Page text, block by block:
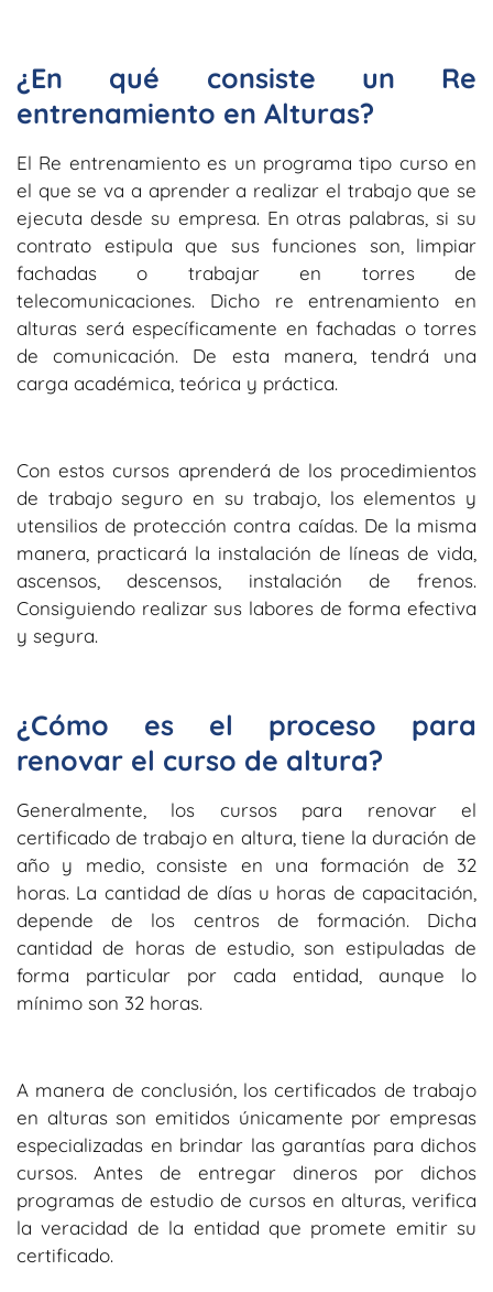
¿En qué consiste un Re
entrenamiento en Alturas?
El Re entrenamiento es un programa tipo curso en
el que se va a aprender a realizar el trabajo que se
ejecuta desde su empresa. En otras palabras, si su
contrato estipula que sus funciones son, limpiar
fachadas o trabajar en torres de
telecomunicaciones. Dicho re entrenamiento en
alturas será específicamente en fachadas o torres
de comunicación. De esta manera, tendrá una
carga académica, teórica y práctica.
Con estos cursos aprenderá de los procedimientos
de trabajo seguro en su trabajo, los elementos y
utensilios de protección contra caídas. De la misma
manera, practicará la instalación de líneas de vida,
ascensos, descensos, instalación de frenos.
Consiguiendo realizar sus labores de forma efectiva
y segura.
¿Cómo es el proceso para
renovar el curso de altura?
Generalmente, los cursos para renovar el
certificado de trabajo en altura, tiene la duración de
año y medio, consiste en una formación de 32
horas. La cantidad de días u horas de capacitación,
depende de los centros de formación. Dicha
cantidad de horas de estudio, son estipuladas de
forma particular por cada entidad, aunque lo
mínimo son 32 horas.
A manera de conclusión, los certificados de trabajo
en alturas son emitidos únicamente por empresas
especializadas en brindar las garantías para dichos
cursos. Antes de entregar dineros por dichos
programas de estudio de cursos en alturas, verifica
la veracidad de la entidad que promete emitir su
certificado.